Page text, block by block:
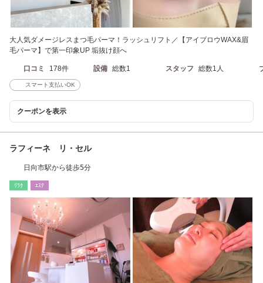
大人気ダメージレスまつ毛パーマ！ラッシュリフト／【アイブロウWAX&眉
毛パーマ】で第一印象UP 垢抜け顔へ
口コミ 178件 設備 総数1 スタッフ 総数1人
スマート支払いOK
クーポンを表示
ラフィーネ リ・セル
日向市駅から徒歩5分
ﾘﾗｸ ｴｽﾃ